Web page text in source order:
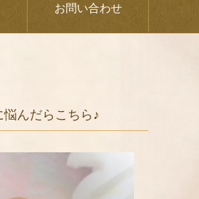
お問い合わせ
んだらこちら♪